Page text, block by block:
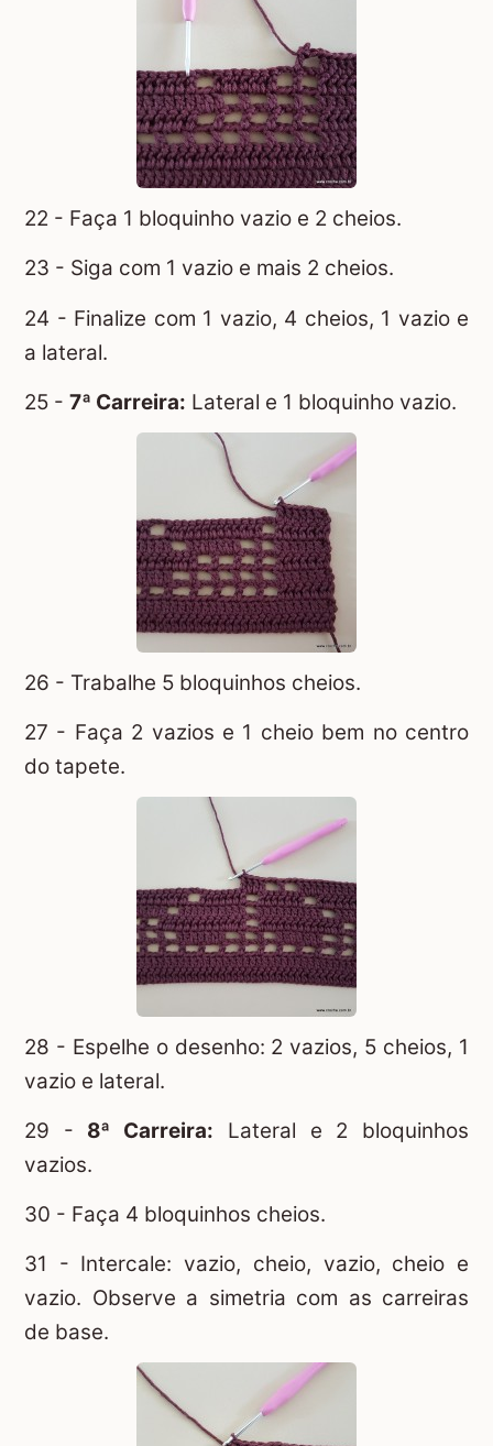
22 - Faça 1 bloquinho vazio e 2 cheios.
23 - Siga com 1 vazio e mais 2 cheios.
24 - Finalize com 1 vazio, 4 cheios, 1 vazio e
a lateral.
25 - 7ª Carreira: Lateral e 1 bloquinho vazio.
26 - Trabalhe 5 bloquinhos cheios.
27 - Faça 2 vazios e 1 cheio bem no centro
do tapete.
28 - Espelhe o desenho: 2 vazios, 5 cheios, 1
vazio e lateral.
29 - 8ª Carreira: Lateral e 2 bloquinhos
vazios.
30 - Faça 4 bloquinhos cheios.
31 - Intercale: vazio, cheio, vazio, cheio e
vazio. Observe a simetria com as carreiras
de base.